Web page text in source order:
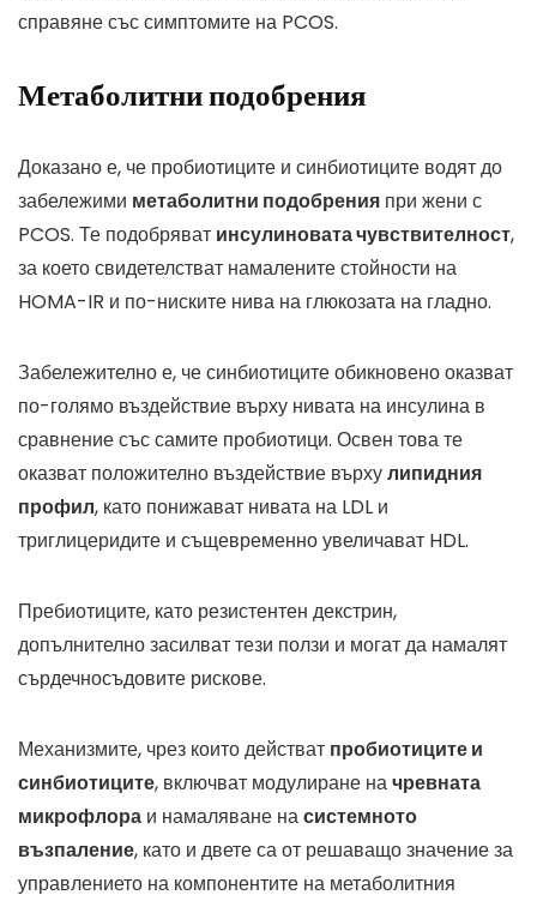
справяне със симптомите на PCOS.
Метаболитни подобрения
Доказано е, че пробиотиците и синбиотиците водят до
забележими метаболитни подобрения при жени с
PCOS. Те подобряват инсулиновата чувствителност,
за което свидетелстват намалените стойности на
HOMA-IR и по-ниските нива на глюкозата на гладно.
Забележително е, че синбиотиците обикновено оказват
по-голямо въздействие върху нивата на инсулина в
сравнение със самите пробиотици. Освен това те
оказват положително въздействие върхулипидния
профил, като понижават нивата на LDL и
триглицеридите и същевременно увеличават HDL.
Пребиотиците, като резистентен декстрин,
допълнително засилват тези ползи и могат да намалят
сърдечносъдовите рискове.
Механизмите, чрез които действат пробиотиците и
синбиотиците, включват модулиране начревната
микрофлора и намаляване насистемното
възпаление, като и двете са от решаващо значение за
управлението на компонентите на метаболитния